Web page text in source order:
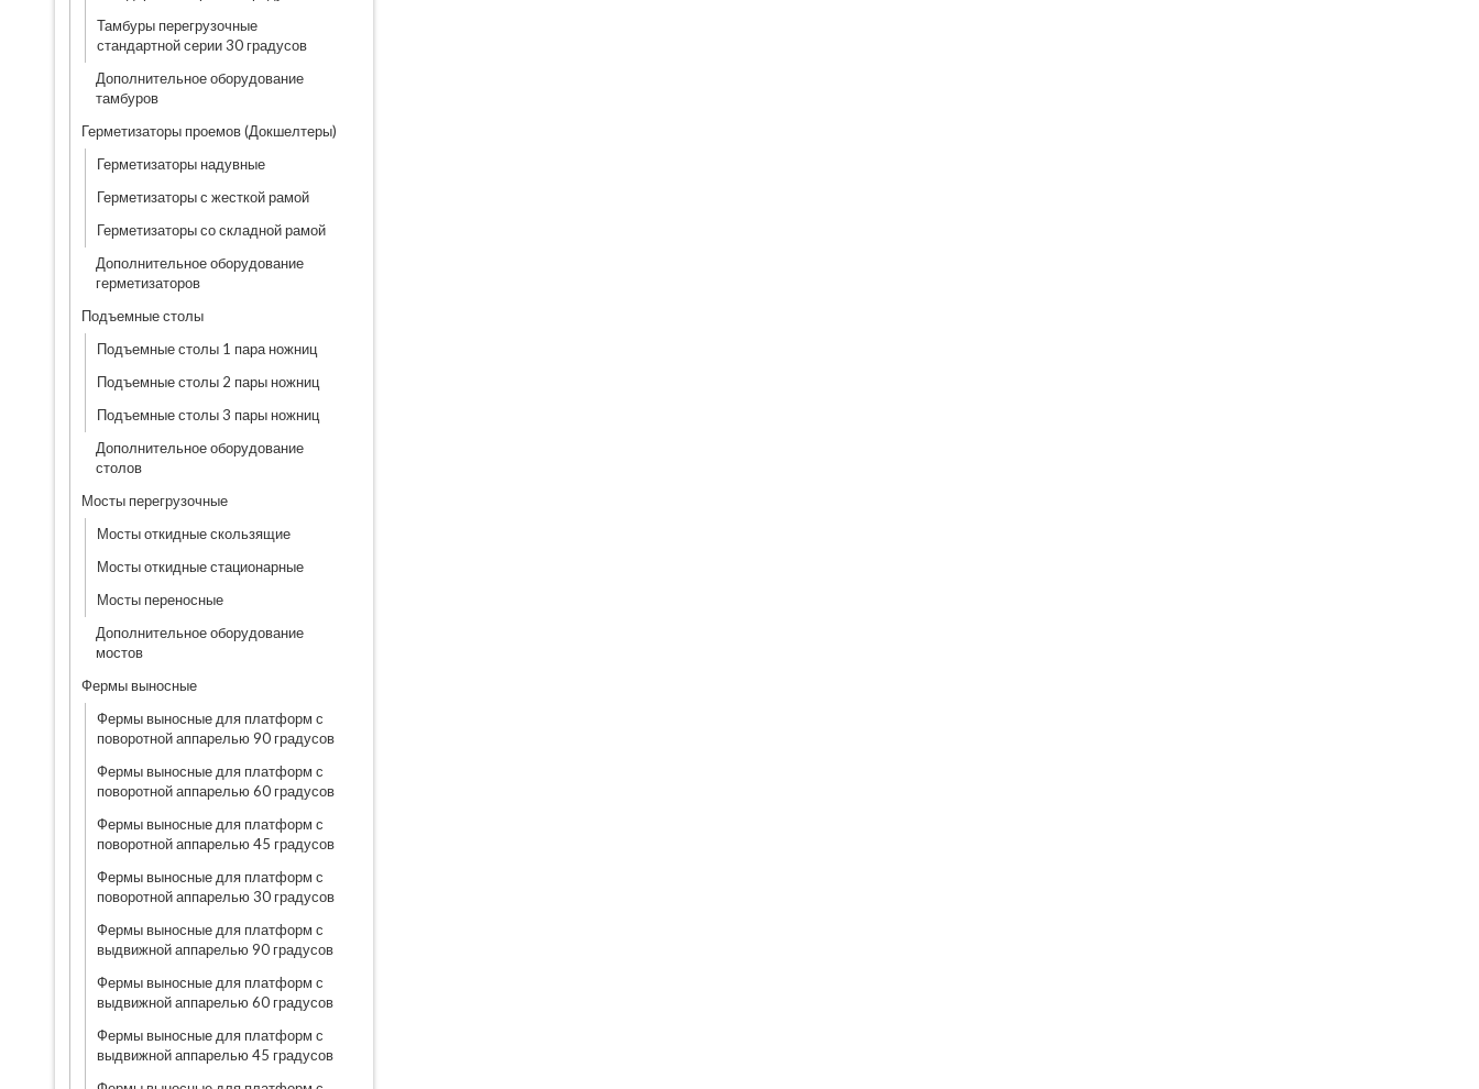
Тамбуры перегрузочные
стандартной серии 30 градусов
Дополнительное оборудование
тамбуров
Герметизаторы проемов (Докшелтеры)
Герметизаторы надувные
Герметизаторы с жесткой рамой
Герметизаторы со складной рамой
Дополнительное оборудование
герметизаторов
Подъемные столы
Подъемные столы 1 пара ножниц
Подъемные столы 2 пары ножниц
Подъемные столы 3 пары ножниц
Дополнительное оборудование
столов
Мосты перегрузочные
Мосты откидные скользящие
Мосты откидные стационарные
Мосты переносные
Дополнительное оборудование
мостов
Фермы выносные
Фермы выносные для платформ с
поворотной аппарелью 90 градусов
Фермы выносные для платформ с
поворотной аппарелью 60 градусов
Фермы выносные для платформ с
поворотной аппарелью 45 градусов
Фермы выносные для платформ с
поворотной аппарелью 30 градусов
Фермы выносные для платформ с
выдвижной аппарелью 90 градусов
Фермы выносные для платформ с
выдвижной аппарелью 60 градусов
Фермы выносные для платформ с
выдвижной аппарелью 45 градусов